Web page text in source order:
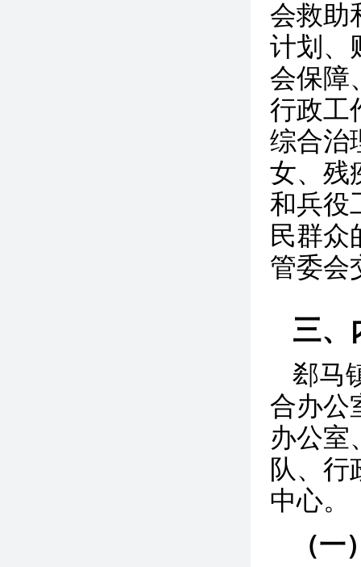
会救助
计划、
会保障
行政工
综合治
女、残
和兵役
民群众
管委会
三、
郄马
合办公
办公室
队、行
中心。
（